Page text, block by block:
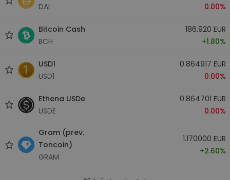
DAI
0.00%
Bitcoin Cash
BCH
186.920 EUR
+1.80%
USD1
USD1
0.864917 EUR
0.00%
Ethena USDe
USDE
0.864701 EUR
0.00%
Gram (prev.
Toncoin)
GRAM
1.170000 EUR
+2.60%